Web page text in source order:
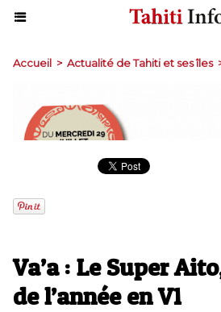
Accueil > Actualité de Tahiti et ses îles
Va’a : Le Super
de l’année en V1